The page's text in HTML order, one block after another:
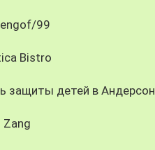
99
Bistro
защиты детей в Андерсон
Zang